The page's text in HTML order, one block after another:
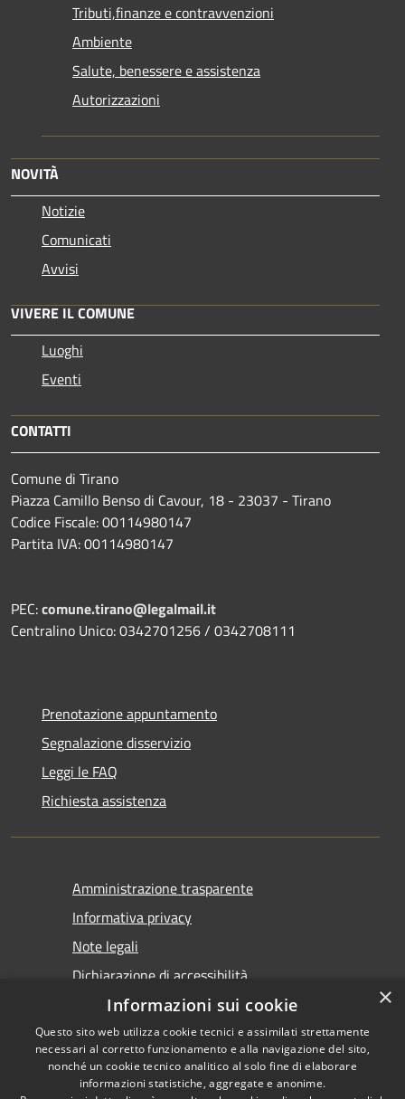
Tributi,finanze e contravvenzioni
Ambiente
Salute, benessere e assistenza
Autorizzazioni
NOVITÀ
Notizie
Comunicati
Avvisi
VIVERE IL COMUNE
Luoghi
Eventi
CONTATTI
Comune di Tirano
Piazza Camillo Benso di Cavour, 18 - 23037 - Tirano
Codice Fiscale: 00114980147
Partita IVA: 00114980147
PEC:comune.tirano@legalmail.it
Centralino Unico: 0342701256 / 0342708111
Prenotazione appuntamento
Segnalazione disservizio
Leggi le FAQ
Richiesta assistenza
Amministrazione trasparente
Informativa privacy
Note legali
Dichiarazione di accessibilità
Copyright © 2026 • Comune di
×
Informazioni sui cookie
Questo sito web utilizza cookie tecnici e assimilati strettamente
necessari al corretto funzionamento e alla navigazione del sito,
nonché un cookie tecnico analitico al solo fine di elaborare
informazioni statistiche, aggregate e anonime.